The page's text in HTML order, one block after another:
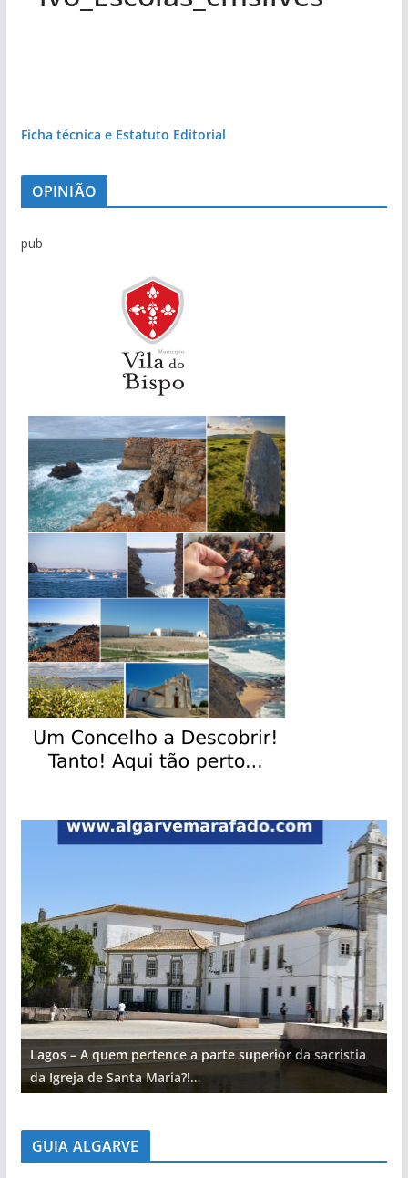
Ficha técnica e Estatuto Editorial
OPINIÃO
pub
Lagos – A quem pertence a parte superior da sacristia
da Igreja de Santa Maria?!…
GUIA ALGARVE